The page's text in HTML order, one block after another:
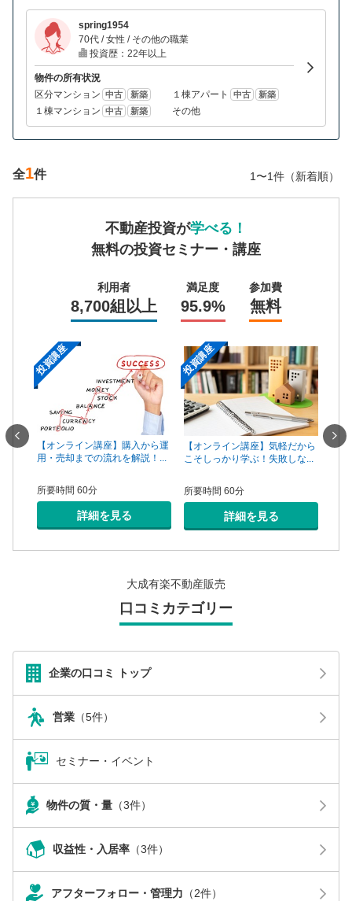
spring1954
70代 / 女性 / その他の職業
投資歴：22年以上
物件の所有状況
区分マンション 中古 新築 １棟アパート 中古 新築
１棟マンション 中古 新築 その他
全1件 1〜1件（新着順）
不動産投資が学べる！
無料の投資セミナー・講座
利用者
8,700組以上
満足度
95.9%
参加費
無料
手は
投資講座
【オンライン講座】購入から運
用・売却までの流れを解説！...
所要時間 60分
詳細を見る
投資講座
【オンライン講座】気軽だから
こそしっかり学ぶ！失敗しな...
所要時間 60分
詳細を見る
【オ
大成有楽不動産販売
口コミカテゴリー
企業の口コミ トップ
営業 （5件）
セミナー・イベント
物件の質・量 （3件）
収益性・入居率 （3件）
アフターフォロー・管理力 （2件）